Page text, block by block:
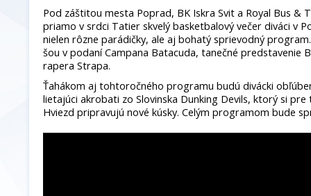
Pod záštitou mesta Poprad, BK Iskra Svit a Royal Bus &
priamo v srdci Tatier skvelý basketbalový večer diváci v
nielen rôzne parádičky, ale aj bohatý sprievodný
šou v podaní Campana Batacuda, tanečné predstavenie
rapera Strapa.
Ťahákom aj tohtoročného programu budú divácki
lietajúci akrobati zo Slovinska Dunking Devils, ktorý si
Hviezd pripravujú nové kúsky. Celým programom bude